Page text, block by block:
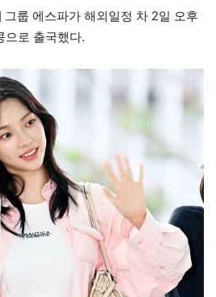
룹 에스파가 해외일정 차 2일 오후
으로 출국했다.